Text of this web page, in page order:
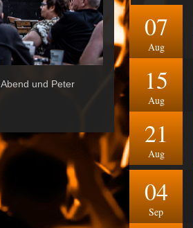
und Peter
07
Aug
15
Aug
21
Aug
04
Sep